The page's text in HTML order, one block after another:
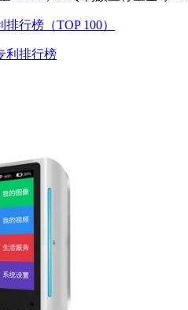
行榜（TOP 100）
利排行榜